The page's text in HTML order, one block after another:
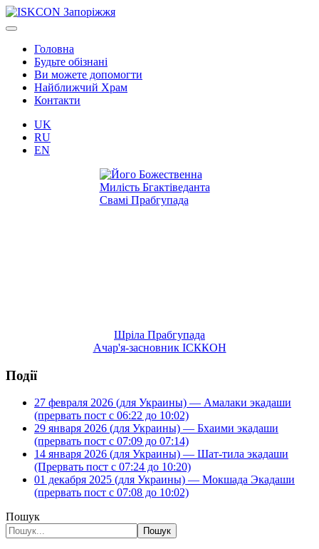
Головна
Будьте обізнані
Ви можете допомогти
Найближчий Храм
Контакти
UK
RU
EN
Шріла Прабгупада
Ачар'я-засновник ІСККОН
Події
27 февраля 2026 (для Украины) — Амалаки экадаши
(прервать пост с 06:22 до 10:02)
29 января 2026 (для Украины) — Бхаими экадаши
(прервать пост с 07:09 до 07:14)
14 января 2026 (для Украины) — Шат-тила экадаши
(Прервать пост с 07:24 до 10:20)
01 декабря 2025 (для Украины) — Мокшада Экадаши
(прервать пост с 07:08 до 10:02)
Пошук
Пошук